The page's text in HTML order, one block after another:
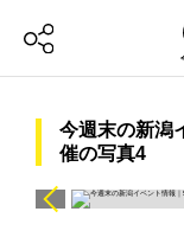
今週末の新潟
催の写真4